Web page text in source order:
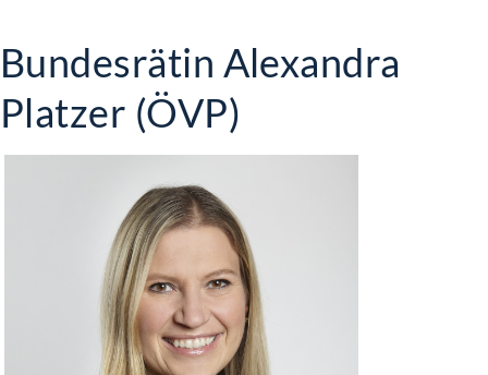
Bundesrätin Alexandra
Platzer (ÖVP)